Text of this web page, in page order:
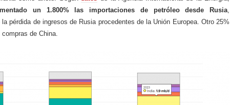
un 1.800% las importaciones de petróleo desde Rusia
pérdida de ingresos de Rusia procedentes de la Unión Europea. Otro 25%
de China.